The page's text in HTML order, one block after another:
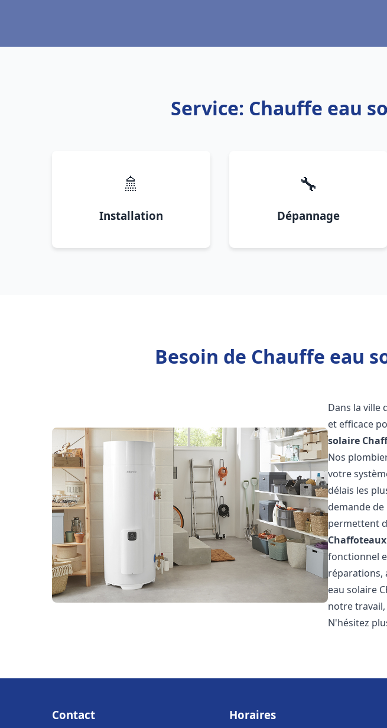
Service: Chauffe eau
🚿
Installation
🔧
Dépannage
Besoin de Chauffe eau
Dans la ville
et efficace
solaire
Nos
votre
délais les
demande
permettent
Chaffoteaux
fonctionnel
réparations,
eau solaire
notre
N'hésitez
Contact Horaires